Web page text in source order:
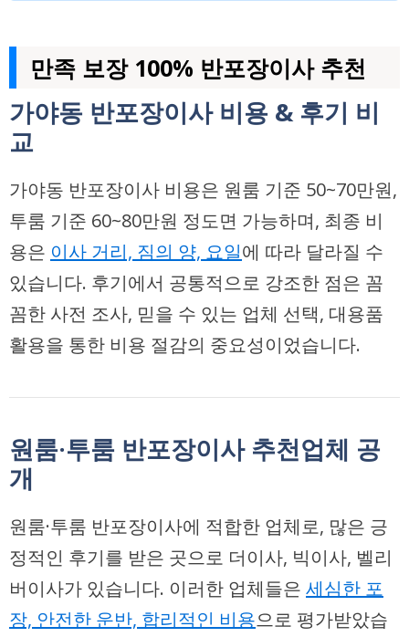
만족 보장 100% 반포장이사 추천
가야동 반포장이사 비용 & 후기 비
교
가야동 반포장이사 비용은 원룸 기준 50~70만원,
투룸 기준 60~80만원 정도면 가능하며, 최종 비
용은 이사 거리, 짐의 양, 요일에 따라 달라질 수
있습니다. 후기에서 공통적으로 강조한 점은 꼼
꼼한 사전 조사, 믿을 수 있는 업체 선택, 대용품
활용을 통한 비용 절감의 중요성이었습니다.
원룸·투룸 반포장이사 추천업체 공
개
원룸·투룸 반포장이사에 적합한 업체로, 많은 긍
정적인 후기를 받은 곳으로 더이사, 빅이사, 벨리
버이사가 있습니다. 이러한 업체들은 세심한 포
장, 안전한 운반, 합리적인 비용으로 평가받았습